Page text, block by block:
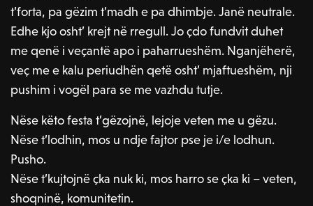
t’forta, pa gëzim t’madh e pa dhimbje. Janë neutrale.
Edhe kjo osht’ krejt në rregull. Jo çdo fundvit duhet
me qenë i veçantë apo i paharrueshëm. Nganjëherë,
veç me e kalu periudhën qetë osht’ mjaftueshëm, nji
pushim i vogël para se me vazhdu tutje.
Nëse këto festa t’gëzojnë, lejoje veten me u gëzu.
Nëse t’lodhin, mos u ndje fajtor pse je i/e lodhun.
Pusho.
Nëse t’kujtojnë çka nuk ki, mos harro se çka ki – veten,
shoqninë, komunitetin.